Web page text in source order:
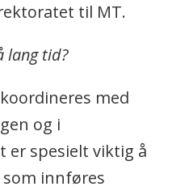
til MT.
lang tid?
med
og i
er spesielt viktig å
som innføres